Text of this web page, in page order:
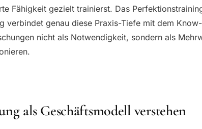
Fähigkeit gezielt trainierst. Das
verbindet genau diese Praxis-Tiefe mit dem
nicht als Notwendigkeit, sondern als
als Geschäftsmodell verstehen